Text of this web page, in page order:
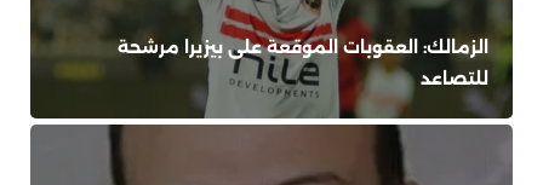
الزمالك: العقوبات الموقعة على بيزيرا مرشحة
للتصاعد